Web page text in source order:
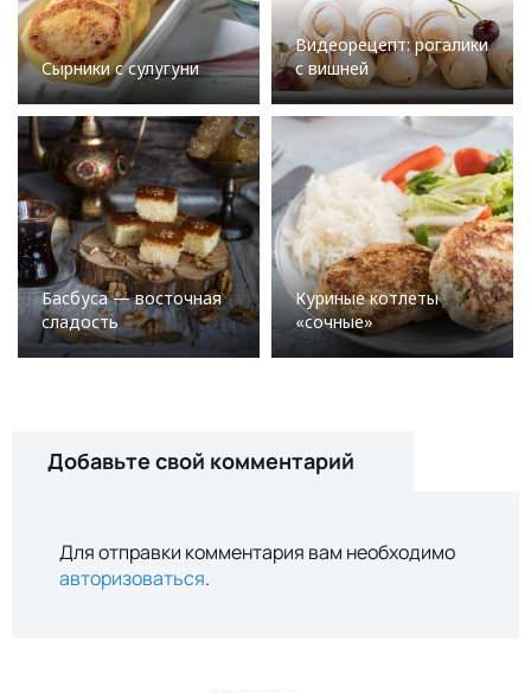
Сырники с сулугуни
Видеорецепт: рогалики
с вишней
Басбуса — восточная
сладость
Куриные котлеты
«сочные»
Добавьте свой комментарий
Для отправки комментария вам необходимо
авторизоваться.